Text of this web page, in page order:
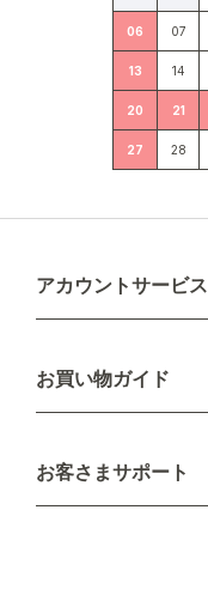
06 07
13 14
20 21
27 28
アカウントサービス
新規会員登録
お買い物ガイド
配送について
不良品・返品について
お客さまサポート